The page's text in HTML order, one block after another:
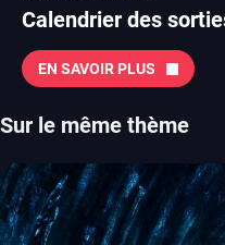
Calendrier des
EN SAVOIR PLUS
Sur le même thème